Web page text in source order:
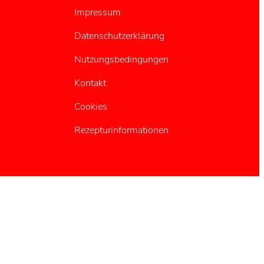
Impressum
Datenschutzerklärung
Nutzungsbedingungen
Kontakt
Cookies
Rezepturinformationen